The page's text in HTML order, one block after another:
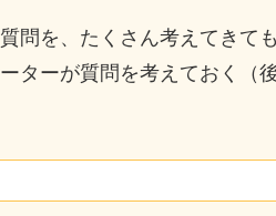
問を、たくさん考えてきて
ターが質問を考えておく（